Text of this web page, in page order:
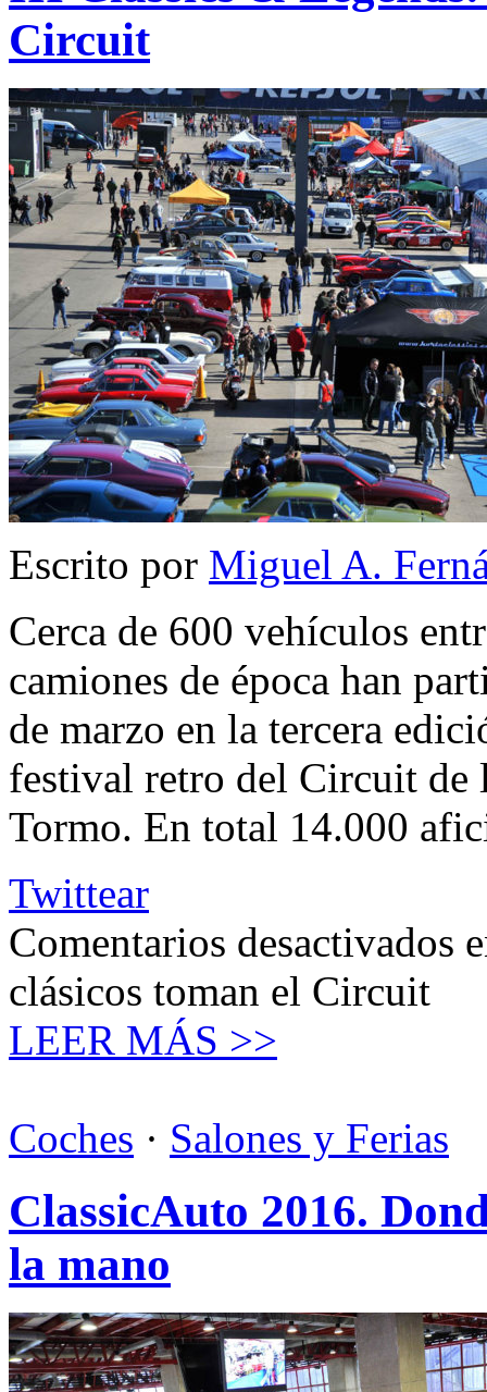
Circuit
Escrito por Miguel A.
Cerca de 600 vehículos
camiones de época han
de marzo en la tercera
festival retro del Circuit de
Tormo. En total 14.000
Twittear
Comentarios desactivados
clásicos toman el Circuit
LEER MÁS >>
Coches · Salones y Ferias
ClassicAuto 2016.
la mano